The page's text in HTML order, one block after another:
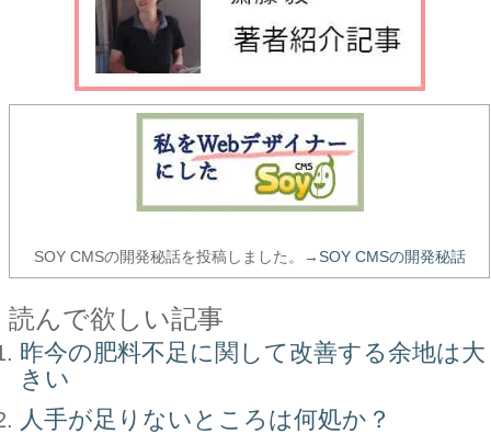
SOY CMSの開発秘話を投稿しました。→SOY CMSの開発秘話
読んで欲しい記事
昨今の肥料不足に関して改善する余地は大
きい
人手が足りないところは何処か？